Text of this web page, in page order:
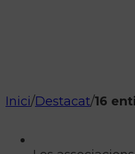
Inici/Destacat/16